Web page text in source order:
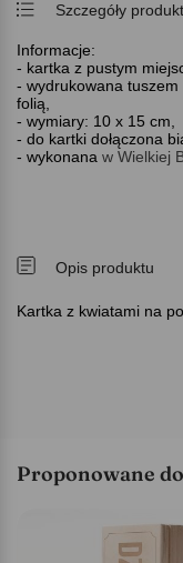
Szczegóły
Informacje:
- kartka z pustym
- wydrukowana tuszem
folią,
- wymiary: 10 x 15 cm,
- do kartki dołączona
- wykonana w Wielkiej
Opis produktu
Kartka z kwiatami na
Proponowane